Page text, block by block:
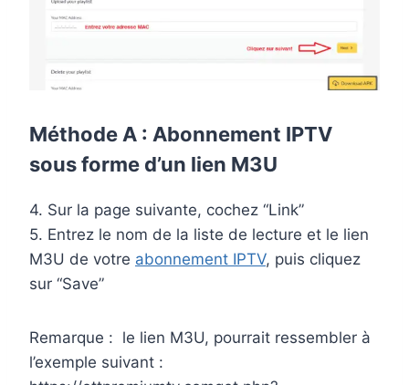
Méthode A : Abonnement IPTV
sous forme d’un lien M3U
4. Sur la page suivante, cochez “Link”
5. Entrez le nom de la liste de lecture et le lien
M3U de votre abonnement IPTV, puis cliquez
sur “Save”
Remarque : le lien M3U, pourrait ressembler à
l’exemple suivant :